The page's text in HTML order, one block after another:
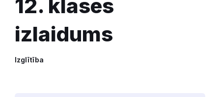
12. klases
izlaidums
Izglītība